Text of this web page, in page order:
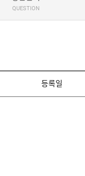
QUESTION
등록일